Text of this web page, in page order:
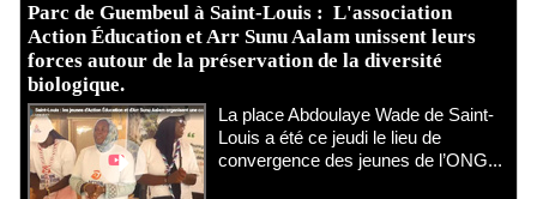
Parc de Guembeul à Saint-Louis : L'association
Action Éducation et Arr Sunu Aalam unissent leurs
forces autour de la préservation de la diversité
biologique.
​La place Abdoulaye Wade de Saint-
Louis a été ce jeudi le lieu de
convergence des jeunes de l’ONG...